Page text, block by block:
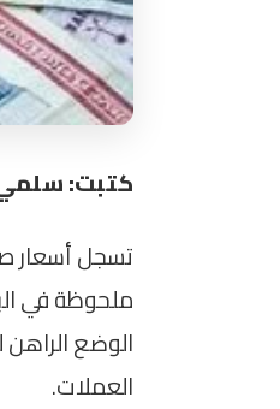
كتبت:
ملحوظة في
الوضع الراهن
العملات.